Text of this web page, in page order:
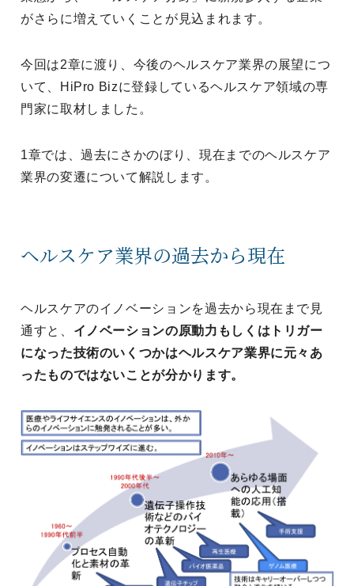
がさらに増えていくことが見込まれます。
今回は2章に渡り、今後のヘルスケア業界の展望につ
いて、HiPro Bizに登録しているヘルスケア領域の専
門家に取材しました。
1章では、過去にさかのぼり、現在までのヘルスケア
業界の変遷について解説します。
ヘルスケア業界の過去から現在
ヘルスケアのイノベーションを過去から現在まで見
通すと、 イノベーションの原動力もしくはトリガー
になった技術のいくつかはヘルスケア業界に元々あ
ったものではないことが分かります。